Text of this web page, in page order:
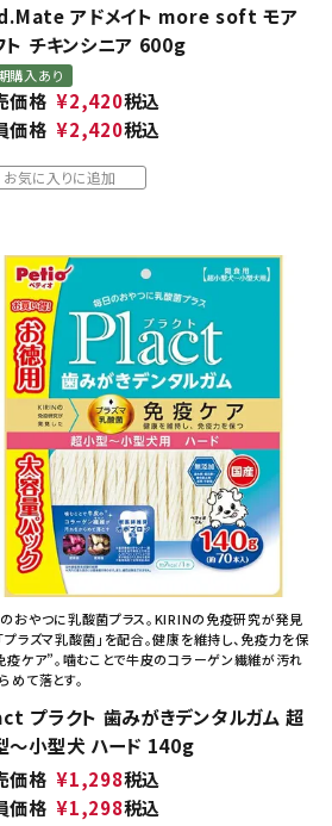
アドメイト more soft モア
ト チキンシニア 600g
購入あり
価格 ¥2,420税込
価格 ¥2,420税込
お気に入りに追加
おやつに乳酸菌プラス。KIRINの免疫研究が発見
プラズマ乳酸菌」を配合。健康を維持し、免疫力を保
疫ケア”。噛むことで牛皮のコラーゲン繊維が汚れ
めて落とす。
プラクト 歯みがきデンタルガム 超
～小型犬 ハード 140g
価格 ¥1,298税込
価格 ¥1,298税込